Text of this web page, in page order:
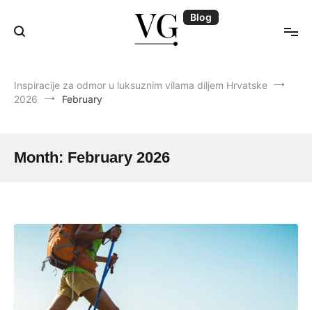
content
Blog
Inspiracije za odmor u luksuznim vilama diljem Hrvatske
2026
February
Month: February 2026